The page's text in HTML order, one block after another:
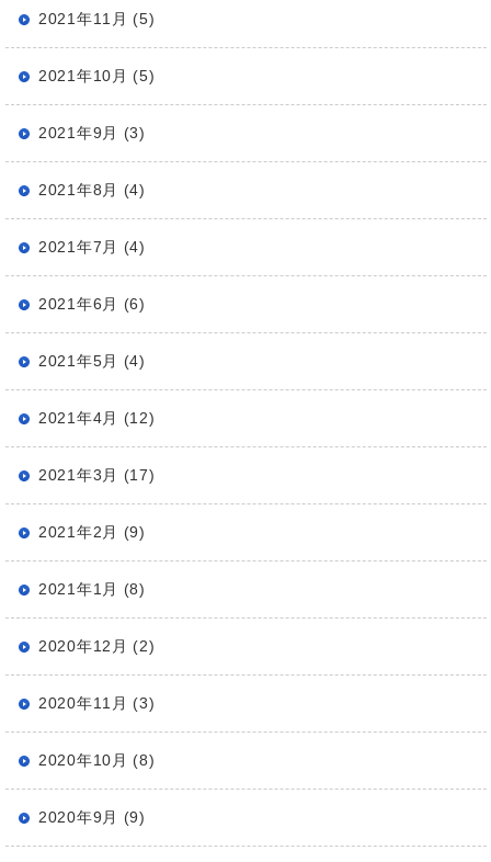
2021年11月 (5)
2021年10月 (5)
2021年9月 (3)
2021年8月 (4)
2021年7月 (4)
2021年6月 (6)
2021年5月 (4)
2021年4月 (12)
2021年3月 (17)
2021年2月 (9)
2021年1月 (8)
2020年12月 (2)
2020年11月 (3)
2020年10月 (8)
2020年9月 (9)